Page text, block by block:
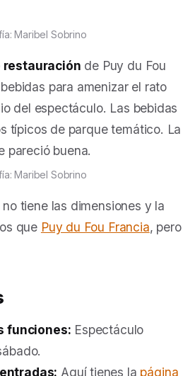
Maribel Sobrino
restauración de Puy du Fou
para amenizar el rato
del espectáculo. Las bebidas
típicos de parque temático. La
pareció buena.
Maribel Sobrino
tiene las dimensiones y la
que Puy du Fou Francia, pero
funciones: Espectáculo
Aquí tienes la página